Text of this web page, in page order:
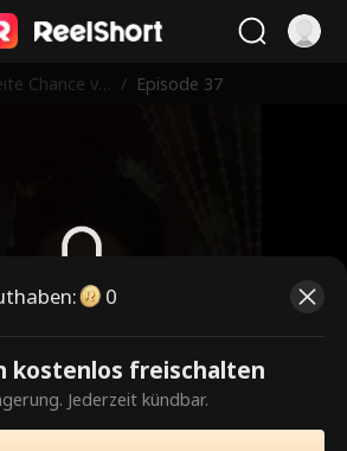
Chance vo / Episode 37
kostenpflichtige
entsperren, um
: 0
kostenlos freischalten
Jederzeit kündbar.